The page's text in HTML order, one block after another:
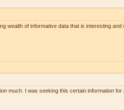
wealth of informative data that is interesting and
much. I was seeking this certain information